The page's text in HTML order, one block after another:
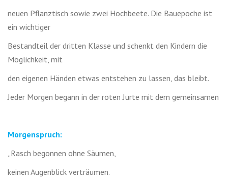
neuen Pflanztisch sowie zwei Hochbeete. Die Bauepoche ist
ein wichtiger
Bestandteil der dritten Klasse und schenkt den Kindern die
Möglichkeit, mit
den eigenen Händen etwas entstehen zu lassen, das bleibt.
Jeder Morgen begann in der roten Jurte mit dem gemeinsamen
Morgenspruch:
„Rasch begonnen ohne Säumen,
keinen Augenblick verträumen.